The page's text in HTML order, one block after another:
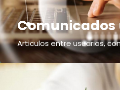
Comunicados
Articulos entre usuarios,